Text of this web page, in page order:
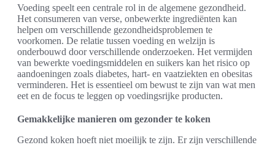
Voeding speelt een centrale rol in de algemene gezondheid.
Het consumeren van verse, onbewerkte ingrediënten kan
helpen om verschillende gezondheidsproblemen te
voorkomen. De relatie tussen voeding en welzijn is
onderbouwd door verschillende onderzoeken. Het vermijden
van bewerkte voedingsmiddelen en suikers kan het risico op
aandoeningen zoals diabetes, hart- en vaatziekten en obesitas
verminderen. Het is essentieel om bewust te zijn van wat men
eet en de focus te leggen op voedingsrijke producten.
Gemakkelijke manieren om gezonder te koken
Gezond koken hoeft niet moeilijk te zijn. Er zijn verschillende